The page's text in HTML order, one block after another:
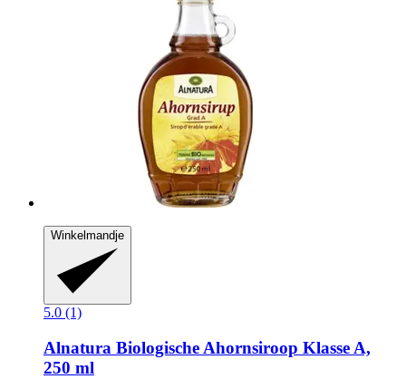
Winkelmandje
5.0 (1)
Alnatura Biologische Ahornsiroop Klasse A,
250 ml